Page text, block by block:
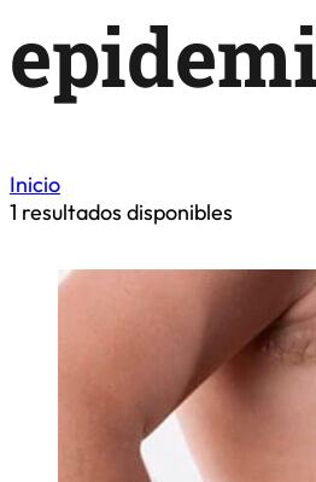
Inicio
1 resultados disponibles